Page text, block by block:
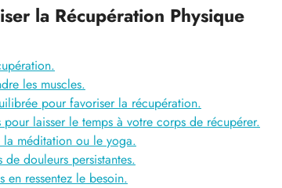
la Récupération Physique
les muscles.
pour favoriser la récupération.
laisser le temps à votre corps de récupérer.
méditation ou le yoga.
douleurs persistantes.
en ressentez le besoin.